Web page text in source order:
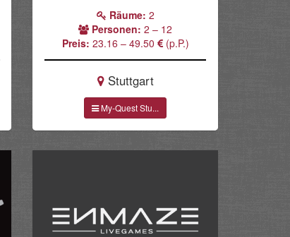
Räume: 2
Personen: 2 – 12
Preis: 23.16 – 49.50 (p.P.)
Stuttgart
My-Quest Stu...